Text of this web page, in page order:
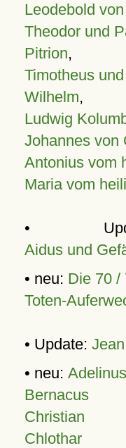
Leodebold
Theodor und
Pitrion,
Timotheus
Wilhelm,
Ludwig
Johannes von
Antonius vom
Maria vom
•
Aidus und
• neu: Die 70 /
Toten-
• Update:
• neu: Adelinus
Bernacus
Christian
Chlothar